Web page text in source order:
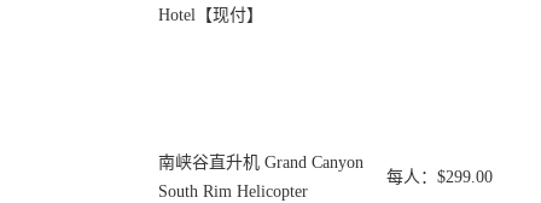
Hotel【现付】
南峡谷直升机 Grand Canyon
South Rim Helicopter
每人：$299.00